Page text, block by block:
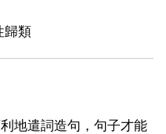
歸類
地遣詞造句，句子才能